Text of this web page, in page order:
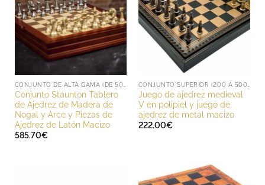
Conjunto Staunton Tablero
de Ajedrez de Madera de
Nogal y Arce y Piezas de
Ajedrez de Latón Macizo
585.70€
Juego de ajedrez medieval
V en polipiel y juego de
ajedrez de metal macizo
222.00€